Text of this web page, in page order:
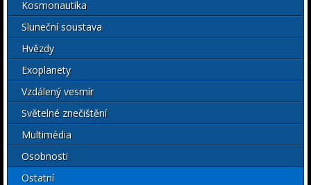
Kosmonautika
Sluneční soustava
Hvězdy
Exoplanety
Vzdálený vesmír
Světelné znečištění
Multimédia
Osobnosti
Ostatní